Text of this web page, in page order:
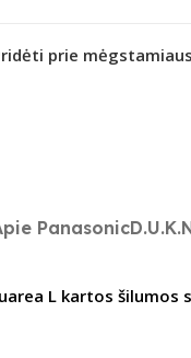
prie
PanasonicD.U.K.
L kartos šilumos